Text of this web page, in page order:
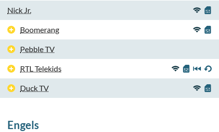
Nick Jr.
Boomerang
Pebble TV
RTL Telekids
Duck TV
Engels